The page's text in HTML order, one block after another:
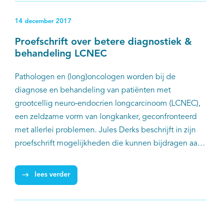
14 december 2017
Proefschrift over betere diagnostiek &
behandeling LCNEC
Pathologen en (long)oncologen worden bij de
diagnose en behandeling van patiënten met
grootcellig neuro‐endocrien longcarcinoom (LCNEC),
een zeldzame vorm van longkanker, geconfronteerd
met allerlei problemen. Jules Derks beschrijft in zijn
proefschrift mogelijkheden die kunnen bijdragen aan
Zo kunnen patiënten met bevestigd LCNEC mogelijk
voordeel hebben bij gecombineerde chemotherapie
lees verder